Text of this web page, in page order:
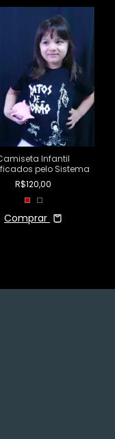
Infantil
pelo Sistema
R$120,00
Comprar